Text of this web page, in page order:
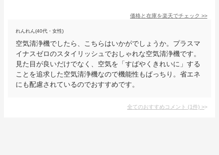
価格と在庫を楽天でチェック >>
れんれん(40代・女性)
空気清浄機でしたら、こちらはいかがでしょうか。プラスマ
イナスゼロのスタイリッシュでおしゃれな空気清浄機です。
見た目が良いだけでなく、空気を「すばやくきれいに」する
ことを追求した空気清浄機なので機能性もばっちり。省エネ
にも配慮されているのでおすすめです。
全てのおすすめコメント (1件) >